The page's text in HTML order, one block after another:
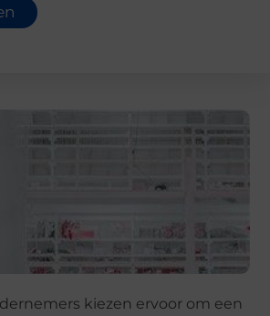
kiezen ervoor om een